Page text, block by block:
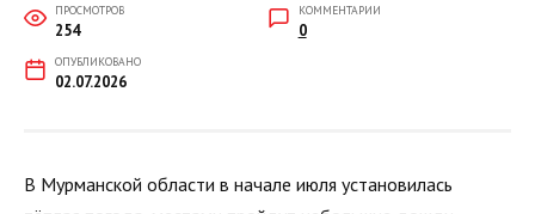
ПРОСМОТРОВ
254
КОММЕНТАРИИ
0
ОПУБЛИКОВАНО
02.07.2026
В Мурманской области в начале июля установилась